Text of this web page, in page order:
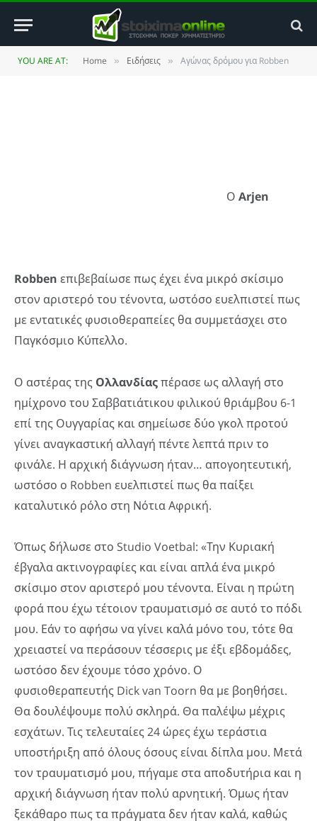
YOU ARE AT: Home » Ειδήσεις » Αγώνας δρόμου για Robben
Αγώνας δρόμου για Robben
BY ΚΏΣΤΑΣ ΒΡΟΥΛΉΣ 7 JUNE 2010 UPDATED: 27
NO COMMENTS 2 MINS READ
Ο Arjen
Robben επιβεβαίωσε πως έχει ένα μικρό σκίσιμο
στον αριστερό του τένοντα, ωστόσο ευελπιστεί πως
με εντατικές φυσιοθεραπείες θα συμμετάσχει στο
Παγκόσμιο Κύπελλο.
Ο αστέρας της Ολλανδίαςπέρασε ως αλλαγή στο
ημίχρονο του Σαββατιάτικου φιλικού θριάμβου 6-1
επί της Ουγγαρίας και σημείωσε δύο γκολ προτού
γίνει αναγκαστική αλλαγή πέντε λεπτά πριν το
φινάλε. Η αρχική διάγνωση ήταν… απογοητευτική,
ωστόσο ο Robben ευελπιστεί πως θα παίξει
καταλυτικό ρόλο στη Νότια Αφρική.
Όπως δήλωσε στο Studio Voetbal: «Την Κυριακή
έβγαλα ακτινογραφίες και είναι απλά ένα μικρό
σκίσιμο στον αριστερό μου τένοντα. Είναι η πρώτη
φορά που έχω τέτοιον τραυματισμό σε αυτό το πόδι
μου. Εάν το αφήσω να γίνει καλά μόνο του, τότε θα
χρειαστεί να περάσουν τέσσερις με έξι εβδομάδες,
ωστόσο δεν έχουμε τόσο χρόνο. Ο
φυσιοθεραπευτής Dick van Toorn θα με βοηθήσει.
Θα δουλέψουμε πολύ σκληρά. Θα παλέψω μέχρις
εσχάτων. Τις τελευταίες 24 ώρες έχω τεράστια
υποστήριξη από όλους όσους είναι δίπλα μου. Μετά
τον τραυματισμό μου, πήγαμε στα αποδυτήρια και η
αρχική διάγνωση ήταν πολύ αρνητική. Όμως ήταν
ξεκάθαρο πως τα πράγματα δεν ήταν καλά, καθώς